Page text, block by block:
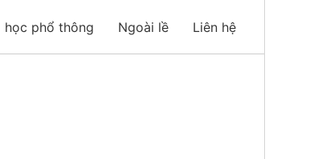
học phổ thông Ngoài lề Liên hệ